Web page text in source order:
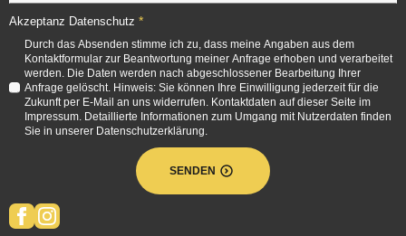
Akzeptanz Datenschutz *
Durch das Absenden stimme ich zu, dass meine Angaben aus dem
Kontaktformular zur Beantwortung meiner Anfrage erhoben und verarbeitet
werden. Die Daten werden nach abgeschlossener Bearbeitung Ihrer
Anfrage gelöscht. Hinweis: Sie können Ihre Einwilligung jederzeit für die
Zukunft per E-Mail an uns widerrufen. Kontaktdaten auf dieser Seite im
Impressum. Detaillierte Informationen zum Umgang mit Nutzerdaten finden
Sie in unserer Datenschutzerklärung.
SENDEN